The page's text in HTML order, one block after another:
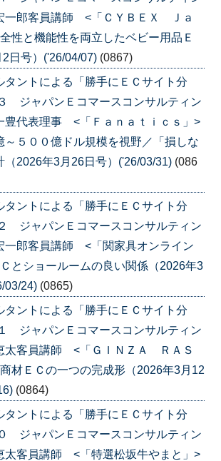
郎客員講師 <「ＣＹＢＥＸ Ｊａ
性と機能性を両立したベビー用品Ｅ
日号）('26/04/07) (0867)
タントによる「勝手にＥＣサイト分
ジャパンＥコマースコンサルティン
代表理事 <「Ｆａｎａｔｉｃｓ」>
５００億ドル規模を視野／「損しな
（2026年3月26日号）('26/03/31) (086
タントによる「勝手にＥＣサイト分
ジャパンＥコマースコンサルティン
郎客員講師 <「関家具オンライン
とショールームの良い関係（2026年3
03/24) (0865)
タントによる「勝手にＥＣサイト分
ジャパンＥコマースコンサルティン
太客員講師 <「ＧＩＮＺＡ ＲＡＳ
材ＥＣの一つの完成形（2026年3月12
(0864)
タントによる「勝手にＥＣサイト分
ジャパンＥコマースコンサルティン
客員講師 <「特選松坂牛やまと」>